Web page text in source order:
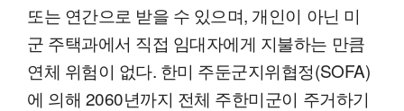
또는 연간으로 받을 수 있으며, 개인이 아닌 미
군 주택과에서 직접 임대자에게 지불하는 만큼
연체 위험이 없다. 한미 주둔군지위협정(SOFA)
에 의해 2060년까지 전체 주한미군이 주거하기